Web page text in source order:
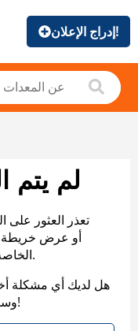
إدراج الإعلان!
لم يتم
تعذر العثور
الخاصة بنا لمساعدتك في العثور على ما تريد.
هل لديك أي مشكلة
وسنعاود التواصل معك. شكرًا على صبرك!